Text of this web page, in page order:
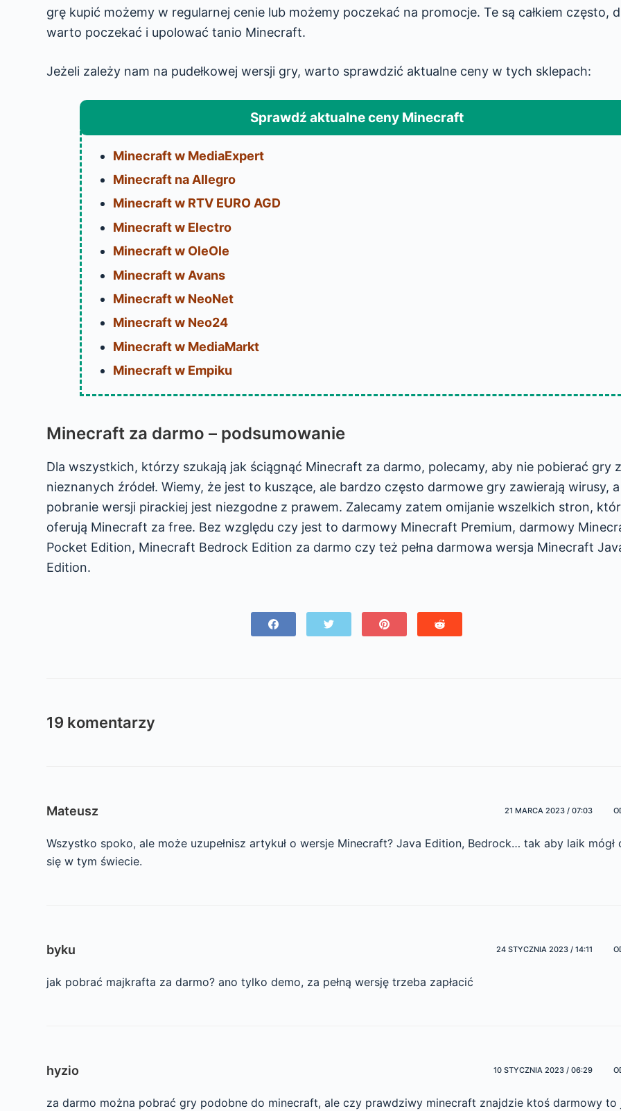
grę kupić możemy w regularnej cenie lub możemy poczekać na promocje. Te są całkiem często,
warto poczekać i upolować tanio Minecraft.
Jeżeli zależy nam na pudełkowej wersji gry, warto sprawdzić aktualne ceny w tych sklepach:
Sprawdź aktualne ceny Minecraft
Minecraft w MediaExpert
Minecraft na Allegro
Minecraft w RTV EURO AGD
Minecraft w Electro
Minecraft w OleOle
Minecraft w Avans
Minecraft w NeoNet
Minecraft w Neo24
Minecraft w MediaMarkt
Minecraft w Empiku
Minecraft za darmo – podsumowanie
Dla wszystkich, którzy szukają jak ściągnąć Minecraft za darmo, polecamy, aby nie pobierać gry z
nieznanych źródeł. Wiemy, że jest to kuszące, ale bardzo często darmowe gry zawierają wirusy,
pobranie wersji pirackiej jest niezgodne z prawem. Zalecamy zatem omijanie wszelkich stron,
oferują Minecraft za free. Bez względu czy jest to darmowy Minecraft Premium, darmowy
Pocket Edition, Minecraft Bedrock Edition za darmo czy też pełna darmowa wersja Minecraft
Edition.
19 komentarzy
Mateusz 21 MARCA 2023 / 07:03
Wszystko spoko, ale może uzupełnisz artykuł o wersje Minecraft? Java Edition, Bedrock… tak aby laik mógł
się w tym świecie.
byku 24 STYCZNIA 2023 / 14:11
jak pobrać majkrafta za darmo? ano tylko demo, za pełną wersję trzeba zapłacić
hyzio 10 STYCZNIA 2023 / 06:29
za darmo można pobrać gry podobne do minecraft, ale czy prawdziwy minecraft znajdzie ktoś darmowy to